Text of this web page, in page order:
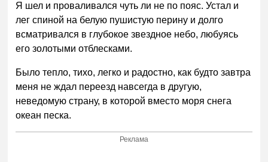
Я шел и проваливался чуть ли не по пояс. Устал и
лег спиной на белую пушистую перину и долго
всматривался в глубокое звездное небо, любуясь
его золотыми отблесками.
Было тепло, тихо, легко и радостно, как будто завтра
меня не ждал переезд навсегда в другую,
неведомую страну, в которой вместо моря снега
океан песка.
Реклама